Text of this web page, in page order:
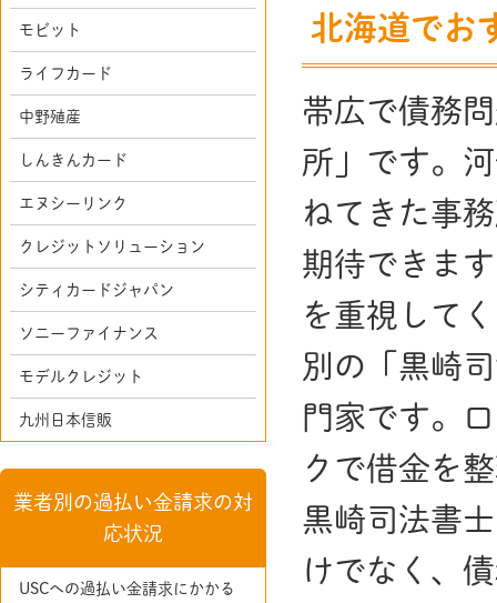
北海道でお
帯広で債務
所」です。
ねてきた事
期待できま
を重視して
別の「黒崎
門家です。
クで借金を
黒崎司法書
けでなく、
モビット
ライフカード
中野殖産
しんきんカード
エヌシーリンク
クレジットソリューション
シティカードジャパン
ソニーファイナンス
モデルクレジット
九州日本信販
業者別の過払い金請求の対
応状況
USCへの過払い金請求にかかる